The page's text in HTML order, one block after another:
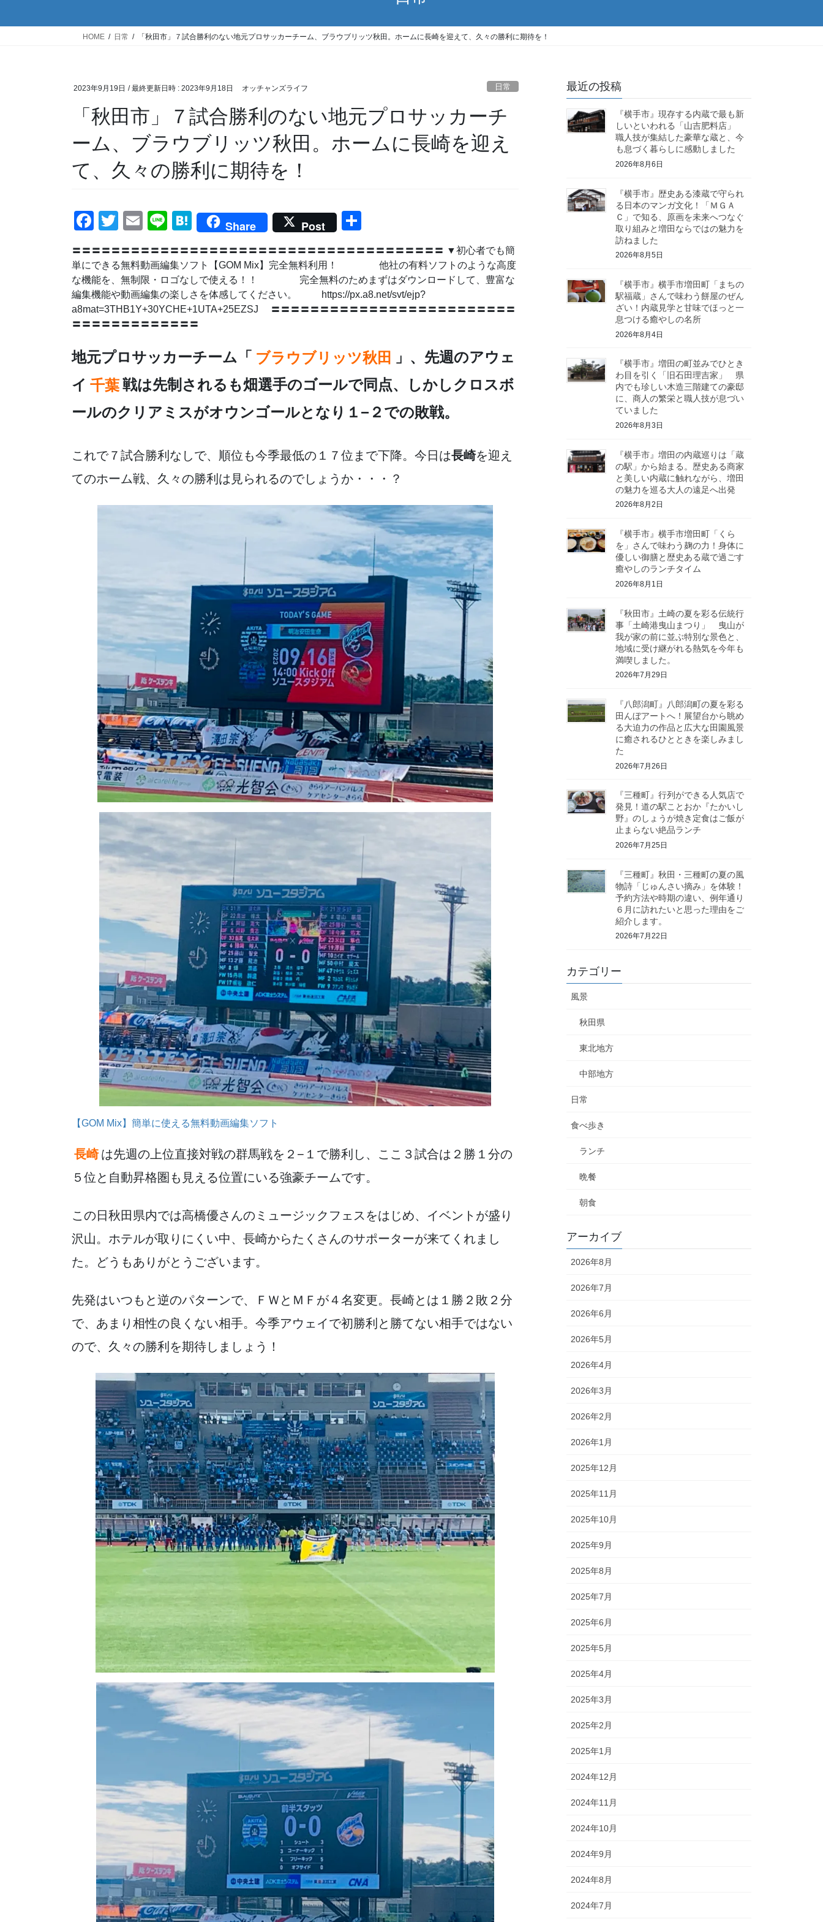
HOME 日常 「秋田市」７試合勝利のない地元プロサッカーチーム、ブラウブリッツ秋田。ホームに長崎を迎えて、久々の勝利に期待を！
2023年9月19日 / 最終更新日時 : 2023年9月18日 オッチャンズライフ 日常
「秋田市」７試合勝利のない地元プロサッカーチ
ーム、ブラウブリッツ秋田。ホームに長崎を迎え
て、久々の勝利に期待を！
F
c
e
b
o
k
T
tt
er
E
ail
Li
e
H
e
n
a
Share Post
〓〓〓〓〓〓〓〓〓〓〓〓〓〓〓〓〓〓〓〓〓〓〓〓〓〓〓〓〓〓〓〓〓〓〓〓〓〓 ▼初心者でも簡
単にできる無料動画編集ソフト【GOM Mix】完全無料利用！ 他社の有料ソフトのような高度
な機能を、無制限・ロゴなしで使える！！ 完全無料のためまずはダウンロードして、豊富な
編集機能や動画編集の楽しさを体感してください。 https://px.a8.net/svt/ejp?
a8mat=3THB1Y+30YCHE+1UTA+25EZSJ 〓〓〓〓〓〓〓〓〓〓〓〓〓〓〓〓〓〓〓〓〓〓〓〓〓
〓〓〓〓〓〓〓〓〓〓〓〓〓
地元プロサッカーチーム「 ブラウブリッツ秋田
」、先週のアウェ
イ 千葉戦は先制されるも畑選手のゴールで同点、しかしクロスボ
ールのクリアミスがオウンゴールとなり１−２での敗戦。
これで７試合勝利なしで、順位も今季最低の１７位まで下降。今日は長崎を迎え
てのホーム戦、久々の勝利は見られるのでしょうか・・・？
【GOM Mix】簡単に使える無料動画編集ソフト
長崎 は先週の上位直接対戦の群馬戦を２−１で勝利し、ここ３試合は２勝１分の
５位と自動昇格圏も見える位置にいる強豪チームです。
この日秋田県内では高橋優さんのミュージックフェスをはじめ、イベントが盛り
沢山。ホテルが取りにくい中、長崎からたくさんのサポーターが来てくれまし
た。どうもありがとうございます。
先発はいつもと逆のパターンで、ＦＷとＭＦが４名変更。長崎とは１勝２敗２分
で、あまり相性の良くない相手。今季アウェイで初勝利と勝てない相手ではない
ので、久々の勝利を期待しましょう！
最近の投稿
『横手市』現存する内蔵で最も新
しいといわれる「山吉肥料店」
職人技が集結した豪華な蔵と、今
も息づく暮らしに感動しました
2026年8月6日
『横手市』歴史ある漆蔵で守られ
る日本のマンガ文化！「ＭＧＡ
Ｃ」で知る、原画を未来へつなぐ
取り組みと増田ならではの魅力を
訪ねました
2026年8月5日
『横手市』横手市増田町「まちの
駅福蔵」さんで味わう餅屋のぜん
ざい！内蔵見学と甘味でほっと一
息つける癒やしの名所
2026年8月4日
『横手市』増田の町並みでひとき
わ目を引く「旧石田理吉家」 県
内でも珍しい木造三階建ての豪邸
に、商人の繁栄と職人技が息づい
ていました
2026年8月3日
『横手市』増田の内蔵巡りは「蔵
の駅」から始まる。歴史ある商家
と美しい内蔵に触れながら、増田
の魅力を巡る大人の遠足へ出発
2026年8月2日
『横手市』横手市増田町「くら
を」さんで味わう麹の力！身体に
優しい御膳と歴史ある蔵で過ごす
癒やしのランチタイム
2026年8月1日
『秋田市』土崎の夏を彩る伝統行
事「土崎港曳山まつり」 曳山が
我が家の前に並ぶ特別な景色と、
地域に受け継がれる熱気を今年も
満喫しました。
2026年7月29日
『八郎潟町』八郎潟町の夏を彩る
田んぼアートへ！展望台から眺め
る大迫力の作品と広大な田園風景
に癒されるひとときを楽しみまし
た
2026年7月26日
『三種町』行列ができる人気店で
発見！道の駅ことおか『たかいし
野』のしょうが焼き定食はご飯が
止まらない絶品ランチ
2026年7月25日
『三種町』秋田・三種町の夏の風
物詩「じゅんさい摘み」を体験！
予約方法や時期の違い、例年通り
６月に訪れたいと思った理由をご
紹介します。
2026年7月22日
カテゴリー
風景
秋田県
東北地方
中部地方
日常
食べ歩き
ランチ
晩餐
朝食
アーカイブ
2026年8月
2026年7月
2026年6月
2026年5月
2026年4月
2026年3月
2026年2月
2026年1月
2025年12月
2025年11月
2025年10月
2025年9月
2025年8月
2025年7月
2025年6月
2025年5月
2025年4月
2025年3月
2025年2月
2025年1月
2024年12月
2024年11月
2024年10月
2024年9月
2024年8月
2024年7月